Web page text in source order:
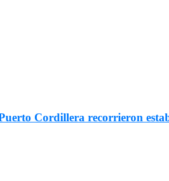
Cordillera recorrieron